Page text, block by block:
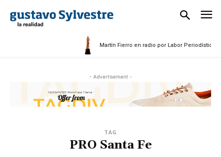
Martín Fierro en radio por Labor Periodística
- Advertisement -
TAG
PRO Santa Fe